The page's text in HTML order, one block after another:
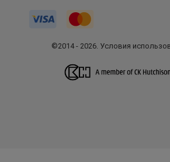
©2014 - 2026. Условия